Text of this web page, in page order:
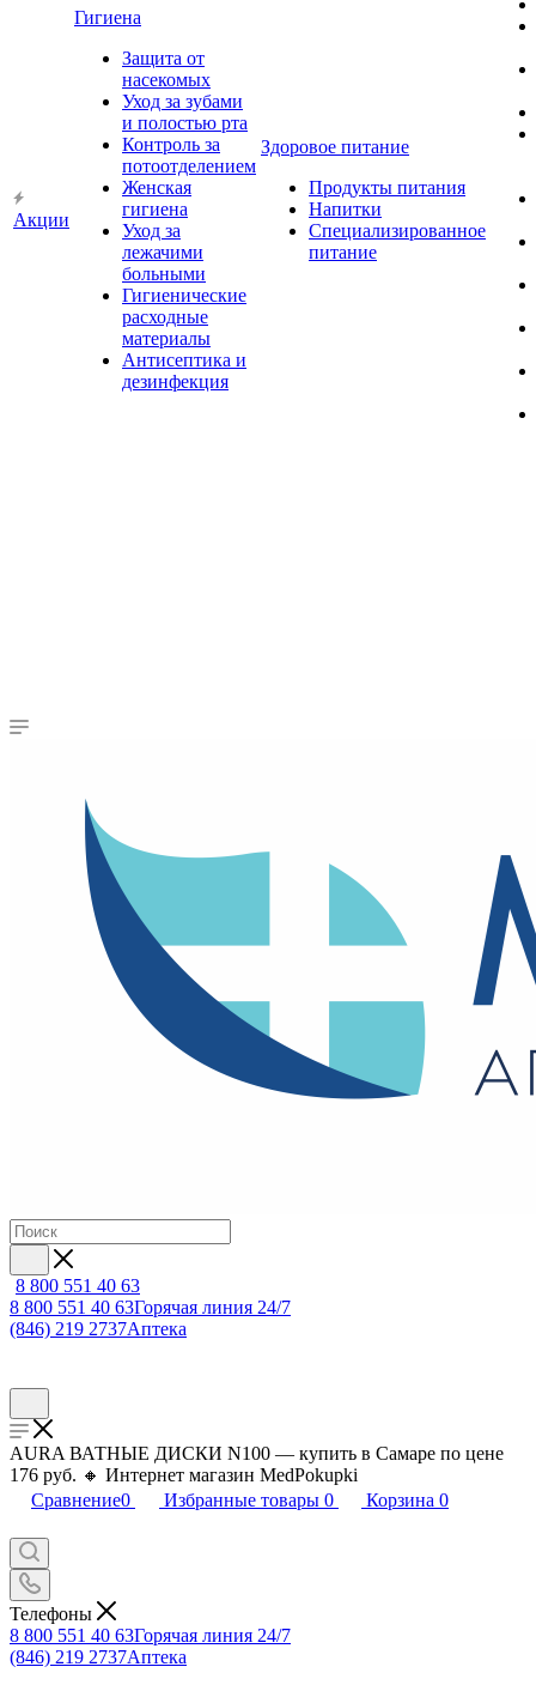
Акции
Гигиена
Защита от
насекомых
Уход за зубами
и полостью рта
Контроль за
потоотделением
Женская
гигиена
Уход за
лежачими
больными
Гигиенические
расходные
материалы
Антисептика и
дезинфекция
Здоровое питание
Продукты питания
Напитки
Специализированное
питание
8 800 551 40 63
8 800 551 40 63Горячая линия 24/7
(846) 219 2737Аптека
AURA ВАТНЫЕ ДИСКИ N100 — купить в Самаре по цене
176 руб. 🔸 Интернет магазин MedPokupki
Сравнение0 Избранные товары 0 Корзина 0
Телефоны
8 800 551 40 63Горячая линия 24/7
(846) 219 2737Аптека